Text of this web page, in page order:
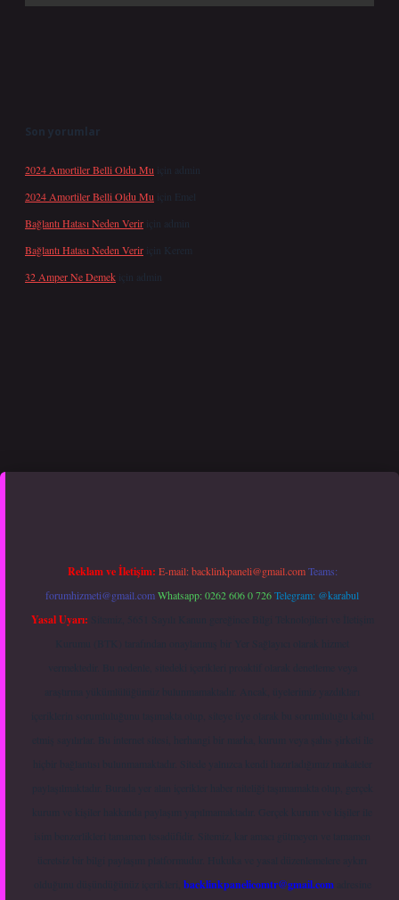
Son yorumlar
2024 Amortiler Belli Oldu Mu için
admin
2024 Amortiler Belli Oldu Mu için Emel
Bağlantı Hatası Neden Verir için
admin
Bağlantı Hatası Neden Verir için Kerem
32 Amper Ne Demek için admin
yeni giriş
Reklam ve İletişim: E-mail:backlinkpaneli@gmail.com Teams:
forumhizmeti@gmail.comWhatsapp: 0262 606 0 726Telegram: @karabul
Yasal Uyarı:
backlinkpanelicomtr@gmail.comadresine